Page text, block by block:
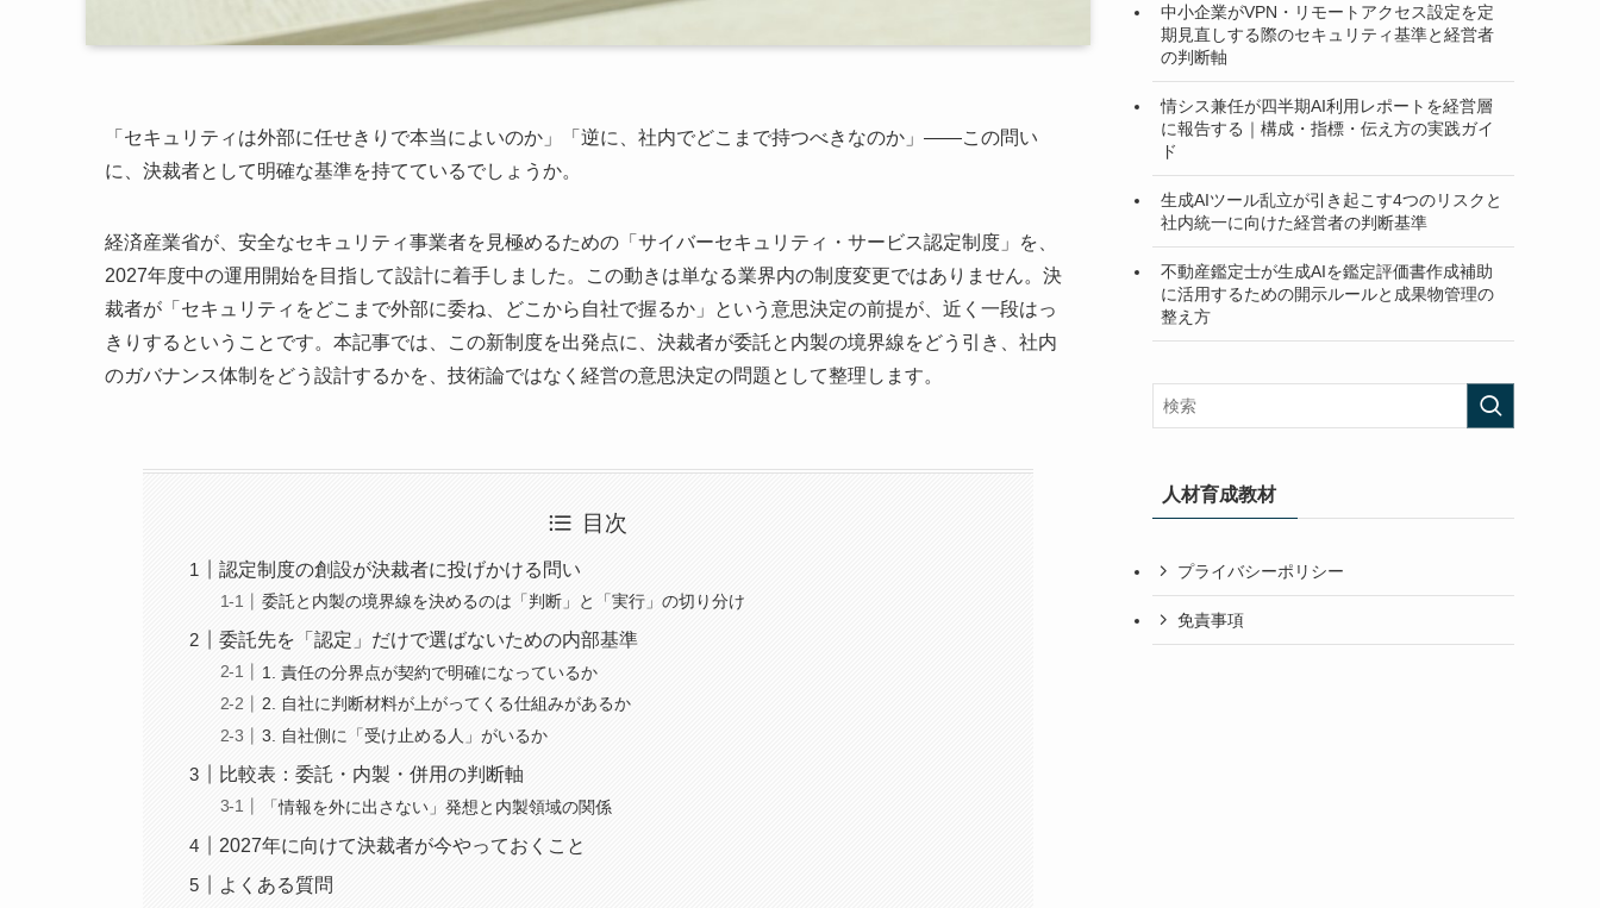
「セキュリティは外部に任せきりで本当によいのか」「逆に、社内でどこまで持つべきなのか」――この問い
に、決裁者として明確な基準を持てているでしょうか。
経済産業省が、安全なセキュリティ事業者を見極めるための「サイバーセキュリティ・サービス認定制度」を、
2027年度中の運用開始を目指して設計に着手しました。この動きは単なる業界内の制度変更ではありません。決
裁者が「セキュリティをどこまで外部に委ね、どこから自社で握るか」という意思決定の前提が、近く一段はっ
きりするということです。本記事では、この新制度を出発点に、決裁者が委託と内製の境界線をどう引き、社内
のガバナンス体制をどう設計するかを、技術論ではなく経営の意思決定の問題として整理します。
目次
認定制度の創設が決裁者に投げかける問い
委託と内製の境界線を決めるのは「判断」と「実行」の切り分け
委託先を「認定」だけで選ばないための内部基準
1. 責任の分界点が契約で明確になっているか
2. 自社に判断材料が上がってくる仕組みがあるか
3. 自社側に「受け止める人」がいるか
比較表：委託・内製・併用の判断軸
「情報を外に出さない」発想と内製領域の関係
2027年に向けて決裁者が今やっておくこと
よくある質問
中小企業がVPN・リモートアクセス設定を定
期見直しする際のセキュリティ基準と経営者
の判断軸
情シス兼任が四半期AI利用レポートを経営層
に報告する｜構成・指標・伝え方の実践ガイ
ド
生成AIツール乱立が引き起こす4つのリスクと
社内統一に向けた経営者の判断基準
不動産鑑定士が生成AIを鑑定評価書作成補助
に活用するための開示ルールと成果物管理の
整え方
人材育成教材
プライバシーポリシー
免責事項